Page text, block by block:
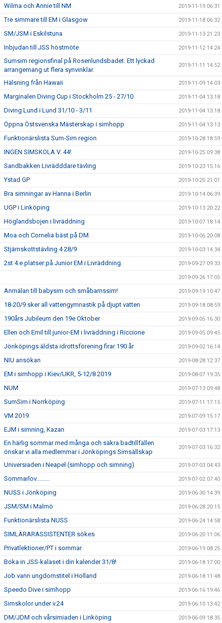
Wilma och Annie till NM 2019-11-19 06:31
Tre simmare till EM i Glasgow 2019-11-18 06:32
SM/JSM i Eskilstuna 2019-11-13 21:23
Inbjudan till JSS höstmöte 2019-11-12 14:24
Sumsim regionsfinal på Rosenlundsbadet. Ett lyckad
arrangemang ut flera synvinklar.
2019-11-11 14:52
Hälsning från Hawaii 2019-11-09 14:03
Marginalen Diving Cup i Stockholm 25 - 27/10 2019-11-04 13:18
Diving Lund i Lund 31/10 - 3/11 2019-11-04 13:18
Öppna Östsvenska Mästerskap i simhopp 2019-11-04 13:13
Funktionärslista Sum-Sim region 2019-10-28 18:59
INGEN SIMSKOLA V. 44! 2019-10-25 09:38
Sandbakken Livrädddare tävling 2019-10-23 15:16
Ystad GP 2019-10-20 21:01
Bra simningar av Hanna i Berlin 2019-10-14 06:39
UGP i Linköping 2019-10-13 20:22
Höglandsbojen i livräddning 2019-10-07 18:14
Moa och Cornelia bäst på DM 2019-10-06 20:08
Stjärnskottstävling 4 28/9 2019-10-03 14:34
2st 4:e platser på Junior EM i Livräddning 2019-09-27 09:33
2019-09-26 17:05
Anmälan till babysim och småbarnssim! 2019-09-19 10:47
18-20/9 sker all vattengymnastik på djupt vatten 2019-09-18 08:59
190års Jubileum den 19e Oktober 2019-09-05 16:30
Ellen och Emil till junior-EM i livräddning i Riccione 2019-09-05 09:45
Jönköpings äldsta idrottsförening firar 190 år 2019-09-02 16:14
NIU ansökan 2019-08-28 12:37
EM i simhopp i Kiev/UKR, 5-12/8 2019 2019-08-07 19:35
NUM 2019-07-13 09:48
SumSim i Norrköping 2019-07-11 17:15
VM 2019 2019-07-09 15:17
EJM i simning, Kazan 2019-07-03 17:13
En härlig sommar med många och säkra badtillfällen
önskar vi alla medlemmar i Jönköpings Simsällskap
2019-07-03 16:32
Universiaden i Neapel (simhopp och simning) 2019-07-03 04:43
Sommarlov......... 2019-07-02 07:40
NUSS i Jönköping 2019-06-30 14:39
JSM/SM i Malmö 2019-06-28 20:15
Funktionärslista NUSS 2019-06-24 14:58
SIMLÄRARASSISTENTER sökes 2019-06-20 11:06
Privatlektioner/PT i sommar 2019-06-19 08:25
Boka in JSS-kalaset i din kalender 31/8! 2019-06-18 17:00
Job vann ungdomstitel i Holland 2019-06-18 11:48
Speedo Dive i simhopp 2019-06-16 19:46
Simskolor under v.24 2019-06-10 13:42
DM/JDM och vårsimiaden i Linköping 2019-06-09 18:35